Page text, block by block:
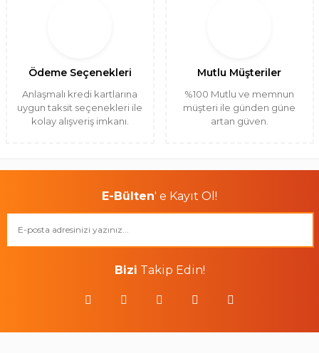
Ödeme Seçenekleri
Anlaşmalı kredi kartlarına
uygun taksit seçenekleri ile
kolay alışveriş imkanı.
Mutlu Müşteriler
%100 Mutlu ve memnun
müşteri ile günden güne
artan güven.
E-Bülten' e Kayıt Ol!
Bizi Takip Edin!